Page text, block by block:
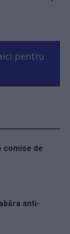
pentru
comise de
anti-